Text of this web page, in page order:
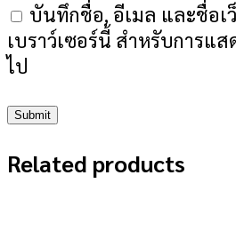
บันทึกชื่อ, อีเมล และชื่อ
เบราว์เซอร์นี้ สำหรับการแ
ไป
Related products